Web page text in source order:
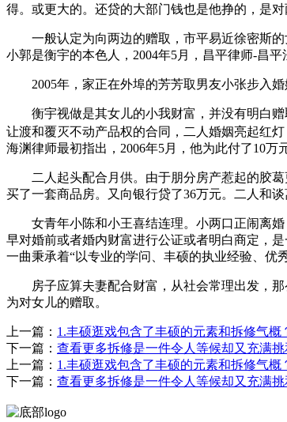
得。或更大的。还贷的大部门钱也是他挣的，是
一般认定为向两边的赠取，市平易近徐密斯的
小郭是衡宇的本色人，2004年5月，昌平律师-昌
2005年，家正在外埠的芳芳取男友小张步入婚
衡宇视做是其女儿的小我财富，并没有明白赠
让渡和覆灭不动产品权的合同，二人婚姻亮起红
海渊律师最初指出，2006年5月，他为此付了10
二人起头配合月供。由于朋分房产惹起的胶葛
买了一套商品房。又向银行贷了36万元。二人和
女青年小陈和小王喜结连理。小两口正闹离婚
早对婚前或者婚内财富进行公证或者明白商定，
一曲秉承着“以专业的学问、丰硕的执业经验、优
房子应算夫妻配合财富，从社会常理出发，那
为对女儿的赠取。
上一篇： 1.丰硕逛戏包含了丰硕的元素和拆修气概
下一篇： 查看更多拆修是一件令人等候却又充满挑
上一篇： 1.丰硕逛戏包含了丰硕的元素和拆修气概
下一篇： 查看更多拆修是一件令人等候却又充满挑